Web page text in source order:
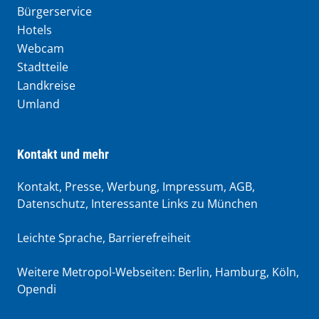
Bürgerservice
Hotels
Webcam
Stadtteile
Landkreise
Umland
Kontakt und mehr
Kontakt, Presse, Werbung, Impressum, AGB,
Datenschutz, Interessante Links zu München
Leichte Sprache, Barrierefreiheit
Weitere Metropol-Webseiten: Berlin, Hamburg, Köln,
Opendi